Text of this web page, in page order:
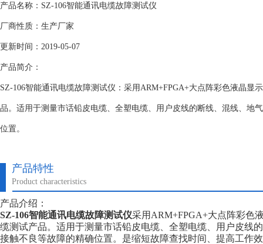
产品名称：SZ-106智能通讯电缆故障测试仪
厂商性质：生产厂家
更新时间：2019-05-07
产品简介：
SZ-106智能通讯电缆故障测试仪：采用ARM+FPGA+大点阵彩色液晶显
品。适用于测量市话铅皮电缆、全塑电缆、用户皮线的断线、混线、地
位置。
产品特性
Product characteristics
产品介绍：
SZ-106智能通讯电缆故障测试仪采用ARM+FPGA+大点阵彩色
缆测试产品。适用于测量市话铅皮电缆、全塑电缆、用户皮线
接触不良等故障的精确位置。是缩短故障查找时间、提高工作